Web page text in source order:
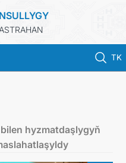
TK
hyzmatdaşlygyň